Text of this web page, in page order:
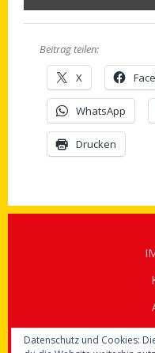
Beitrag teilen:
X
WhatsApp
Drucken
Datenschutz und Cookies: